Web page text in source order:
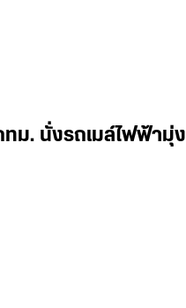
ม. นั่งรถเมล์ไฟฟ้ามุ่ง